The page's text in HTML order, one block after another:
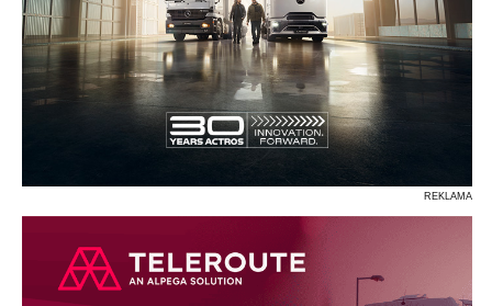
REKLAMA